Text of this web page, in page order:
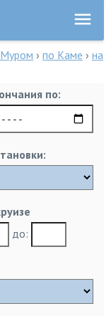
› по Каме › на
по:
до: